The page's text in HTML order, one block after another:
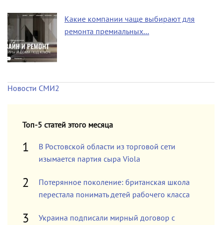
Какие компании чаще выбирают для
ремонта премиальных…
Новости СМИ2
Топ-5 статей этого месяца
В Ростовской области из торговой сети
изымается партия сыра Viola
Потерянное поколение: британская школа
перестала понимать детей рабочего класса
Украина подписали мирный договор с